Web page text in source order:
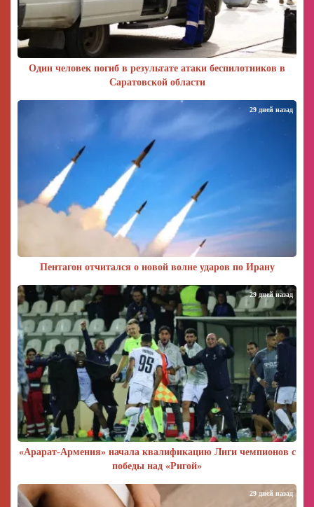
Один человек погиб в результате атаки беспилотников в
Саратовской области
Пентагон отчитался о новой волне ударов по Ирану
29 дней назад
«Арарат‑Армения» начала квалификацию Лиги чемпионов с
победы над «Ригой»
29 дней назад
29 дней назад